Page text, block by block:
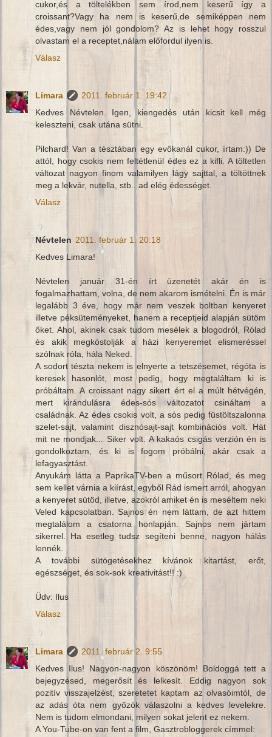
cukor,és a töltelékben sem írod,nem keserű így a
croissant?Vagy ha nem is keserű,de semiképpen nem
édes,vagy nem jól gondolom? Az is lehet hogy rosszul
olvastam el a receptet,nálam előfordul ilyen is.
Válasz
Limara
2011. február 1. 19:42
Kedves Névtelen. Igen, kiengedés után kicsit kell még
keleszteni, csak utána sütni.
Pilchard! Van a tésztában egy evőkanál cukor, írtam:)) De
attól, hogy csokis nem feltétlenül édes ez a kifli. A töltetlen
változat nagyon finom valamilyen lágy sajttal, a töltöttnek
meg a lekvár, nutella, stb.. ad elég édességet.
Válasz
Névtelen 2011. február 1. 20:18
Kedves Limara!
Névtelen január 31-én írt üzenetét akár én is
fogalmazhattam, volna, de nem akarom ismételni. Én is már
legalább 3 éve, hogy már nem veszek boltban kenyeret
illetve péksüteményeket, hanem a receptjeid alapján sütöm
őket. Ahol, akinek csak tudom mesélek a blogodról, Rólad
és akik megkóstolják a házi kenyeremet elismeréssel
szólnak róla, hála Neked.
A sodort tészta nekem is elnyerte a tetszésemet, régóta is
keresek hasonlót, most pedig, hogy megtaláltam ki is
próbáltam. A croissant nagy sikert ért el a múlt hétvégén,
mert kirándulásra édes-sós változatot csináltam a
családnak. Az édes csokis volt, a sós pedig füstöltszalonna
szelet-sajt, valamint disznósajt-sajt kombinációs volt. Hát
mit ne mondjak... Siker volt. A kakaós csigás verzión én is
gondolkoztam, és ki is fogom próbálni, akár csak a
lefagyasztást.
Anyukám látta a PaprikaTV-ben a műsort Rólad, és meg
sem kellet várnia a kiírást, egyből Rád ismert arról, ahogyan
a kenyeret sütöd, illetve, azokról amiket én is meséltem neki
Veled kapcsolatban. Sajnos én nem láttam, de azt hittem
megtalálom a csatorna honlapján. Sajnos nem jártam
sikerrel. Ha esetleg tudsz segíteni benne, nagyon hálás
lennék.
A további sütögetésekhez kívánok kitartást, erőt,
egészséget, és sok-sok kreativitást!! :)
Üdv: Ilus
Válasz
Limara
2011. február 2. 9:55
Kedves Ilus! Nagyon-nagyon köszönöm! Boldoggá tett a
bejegyzésed, megerősít és lelkesít. Eddig nagyon sok
pozitív visszajelzést, szeretetet kaptam az olvasóimtól, de
az adás óta nem győzök válaszolni a kedves levelekre.
Nem is tudom elmondani, milyen sokat jelent ez nekem.
A You-Tube-on van fent a film, Gasztrobloggerek címmel: